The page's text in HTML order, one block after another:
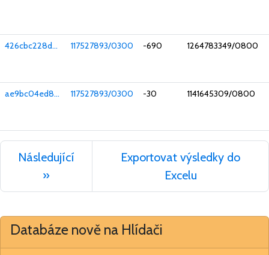
426cbc228d... 117527893/0300 -690 1264783349/0800
ae9bc04ed8... 117527893/0300 -30 1141645309/0800
Následující
»
Exportovat výsledky do
Excelu
Databáze nově na Hlídači